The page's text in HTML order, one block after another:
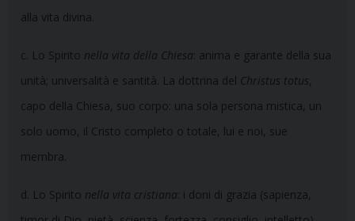
alla vita divina.
c. Lo Spirito nella vita della Chiesa : anima e garante della sua
unità; universalità e santità. La dottrina del Christus totus
capo della Chiesa, suo corpo: una sola persona mistica, un
solo uomo, il Cristo completo o totale, lui e noi, sue
membra.
d. Lo Spirito nella vita cristiana : i doni di grazia (sapienza,